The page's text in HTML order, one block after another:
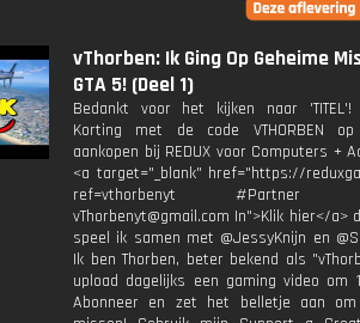
vThorben: Ik Ging Op Geheime
GTA 5! (Deel 1)
Bedankt voor het kijken naar
Korting met de code VTHORBEN
aankopen bij REDUX voor Computers +
<a target="_blank" href="https://
ref=vthorbenyt #Partner
vThorbenyt@gmail.com In">Klik hier</a>
speel ik samen met @JessyKnijn en
Ik ben Thorben, beter bekend als
upload dagelijks een gaming video om
Abonneer en zet het belletje aan